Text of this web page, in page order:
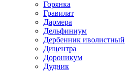
Горянка
Гравилат
Дармера
Дельфиниум
Дербенник иволистный
Дицентра
Дороникум
Дудник